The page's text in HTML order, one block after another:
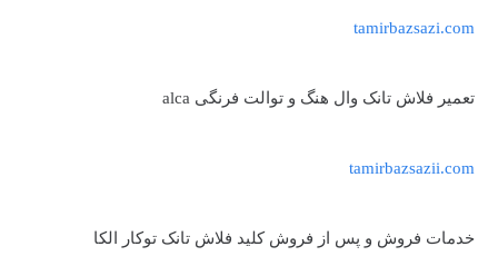
tamirbazsazi.com
تعمیر فلاش تانک وال هنگ و توالت فرنگی alca
tamirbazsazii.com
خدمات فروش و پس از فروش کلید فلاش تانک توکار الکا